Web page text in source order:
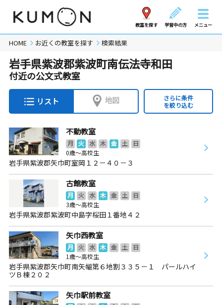
教室を探す 学習中の方 メニュー
HOME お近くの教室を探す 検索結果
岩手県紫波郡紫波町南伝法寺和田
付近の公文式教室
リスト 地図
さらに条件
を絞り込む
不動教室
月 火 水 木 金 土
日
0歳～高校生
岩手県紫波郡矢巾町室岡１２－４０－３
古館教室
月 火 水 木 金 土
日
3歳～高校生
岩手県紫波郡紫波町中島字桜田１番地４２
矢巾西教室
月 火 水 木 金 土
日
1歳～高校生
岩手県紫波郡矢巾町南矢幅第６地割３３５－１ パールハイ
ツＢ棟２０２
矢巾駅前教室